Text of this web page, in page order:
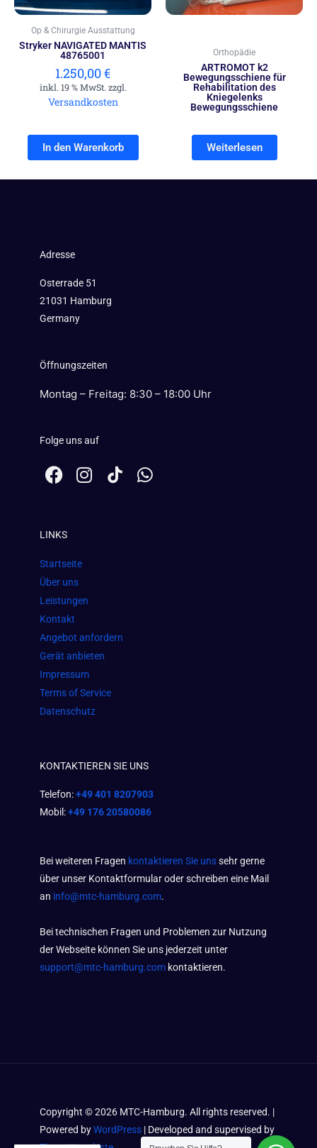
Op & Chirurgie Ausstattung
Stryker NAVIGATED MANTIS
48765001
1.250,00€
inkl. 19 % MwSt. zzgl.
Versandkosten
In den Warenkorb
Orthopädie
ARTROMOT k2
Bewegungsschiene für
Rehabilitation des
Kniegelenks
Bewegungsschiene
Weiterlesen
Adresse
Osterrade 51
21031 Hamburg
Germany
Öffnungszeiten
Montag – Freitag: 8:30 – 18:00 Uhr
Folge uns auf
F
a
b
o
o
k
I
n
m
W
h
LINKS
Startseite
Über uns
Leistungen
Kontakt
Angebot anfordern
Gerät anbieten
Impressum
Terms of Service
Datenschutz
KONTAKTIEREN SIE UNS
Telefon:+49 401 8207903
Mobil:+49 176 20580086
Bei weiteren Fragen kontaktieren Sie unssehr gerne
über unser Kontaktformular oder schreiben eine Mail
an info@mtc-hamburg.com.
Bei technischen Fragen und Problemen zur Nutzung
der Webseite können Sie uns jederzeit unter
support@mtc-hamburg.com kontaktieren.
Copyright ©2026 MTC-Hamburg. All rights reserved. |
Powered byWordPress | Developed and supervised by